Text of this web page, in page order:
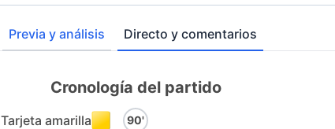
Previa y análisis Directo y comentarios
Cronología del partido
Tarjeta amarilla 90'